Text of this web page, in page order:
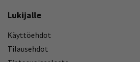
Lukijalle
Käyttöehdot
Tilausehdot